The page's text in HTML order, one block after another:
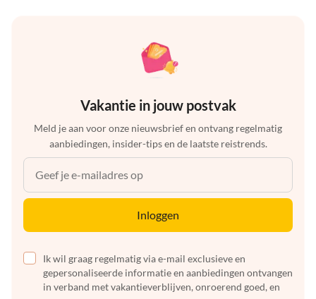
Vakantie in jouw postvak
Meld je aan voor onze nieuwsbrief en ontvang regelmatig
aanbiedingen, insider-tips en de laatste reistrends.
Inloggen
Ik wil graag regelmatig via e-mail exclusieve en
gepersonaliseerde informatie en aanbiedingen ontvangen
in verband met vakantieverblijven, onroerend goed, en